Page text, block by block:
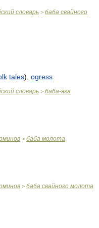
словарь > баба свайного
tales), ogress
словарь > баба-яга
> баба молота
> баба свайного молота